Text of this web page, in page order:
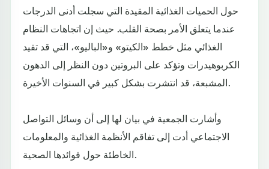
حول الحميات الغذائية المقيدة التي سجلت أدنى الدرجات
عندما يتعلق الأمر بصحة القلب. حيث إن اتجاهات النظام
الغذائي مثل خطط «الكيتو» و«الباليو»، التي قد تقيد
الكربوهيدرات وتؤكد على البروتين دون النظر إلى الدهون
المشبعة، قد انتشرت بشكل كبير في السنوات الأخيرة.
وأشارت الجمعية في بيان لها إلى أن وسائل التواصل
الاجتماعي أدت إلى تفاقم الأنظمة الغذائية والمعلومات
الخاطئة حول فوائدها الصحية.